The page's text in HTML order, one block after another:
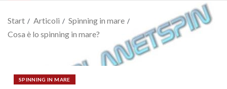
Start Articoli
Spinning in mare
Cosa è lo spinning in mare?
SPINNING IN MARE